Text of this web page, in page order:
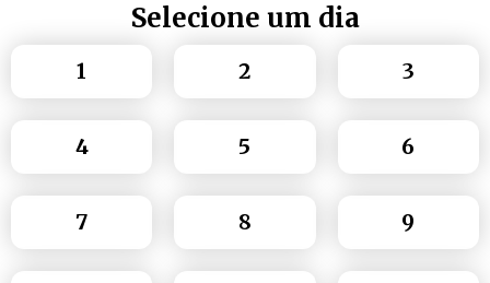
Selecione um dia
1 2 3
4 5 6
7 8 9